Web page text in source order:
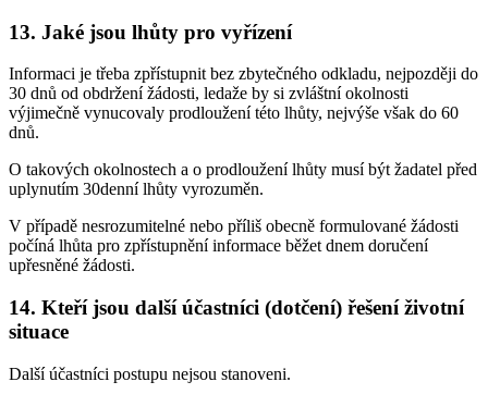
13. Jaké jsou lhůty pro vyřízení
Informaci je třeba zpřístupnit bez zbytečného odkladu, nejpozději do
30 dnů od obdržení žádosti, ledaže by si zvláštní okolnosti
výjimečně vynucovaly prodloužení této lhůty, nejvýše však do 60
dnů.
O takových okolnostech a o prodloužení lhůty musí být žadatel před
uplynutím 30denní lhůty vyrozuměn.
V případě nesrozumitelné nebo příliš obecně formulované žádosti
počíná lhůta pro zpřístupnění informace běžet dnem doručení
upřesněné žádosti.
14. Kteří jsou další účastníci (dotčení) řešení životní
situace
Další účastníci postupu nejsou stanoveni.